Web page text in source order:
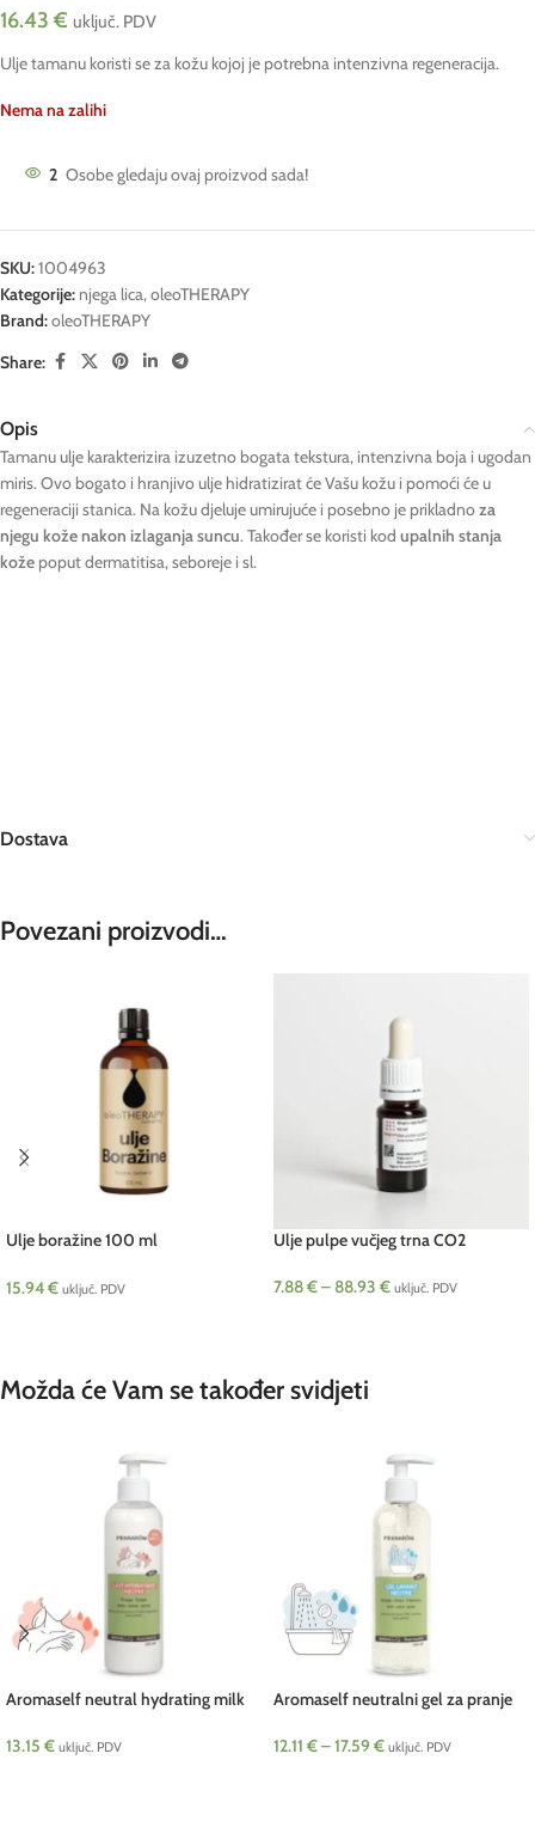
16.43 € uključ. PDV
Ulje tamanu koristi se za kožu kojoj je potrebna intenzivna regeneracija.
Nema na zalihi
2 Osobe gledaju ovaj proizvod sada!
SKU:1004963
Kategorije: njega lica,oleoTHERAPY
Brand:oleoTHERAPY
Share:
Opis
Tamanu ulje karakterizira izuzetno bogata tekstura, intenzivna boja i ugodan
miris. Ovo bogato i hranjivo ulje hidratizirat će Vašu kožu i pomoći će u
regeneraciji stanica. Na kožu djeluje umirujuće i posebno je prikladnoza
njegu kože nakon izlaganja suncu. Također se koristi kod upalnih stanja
kože poput dermatitisa, seboreje i sl.
Dostava
Povezani proizvodi…
Ulje boražine 100 ml
15.94€ uključ. PDV
Ulje pulpe vučjeg trna CO2
7.88€–88.93 € uključ. PDV
Možda će Vam se također svidjeti
Aromaself neutral hydrating milk
13.15 € uključ. PDV
Aromaself neutralni gel za pranje
12.11 €–17.59€ uključ. PDV